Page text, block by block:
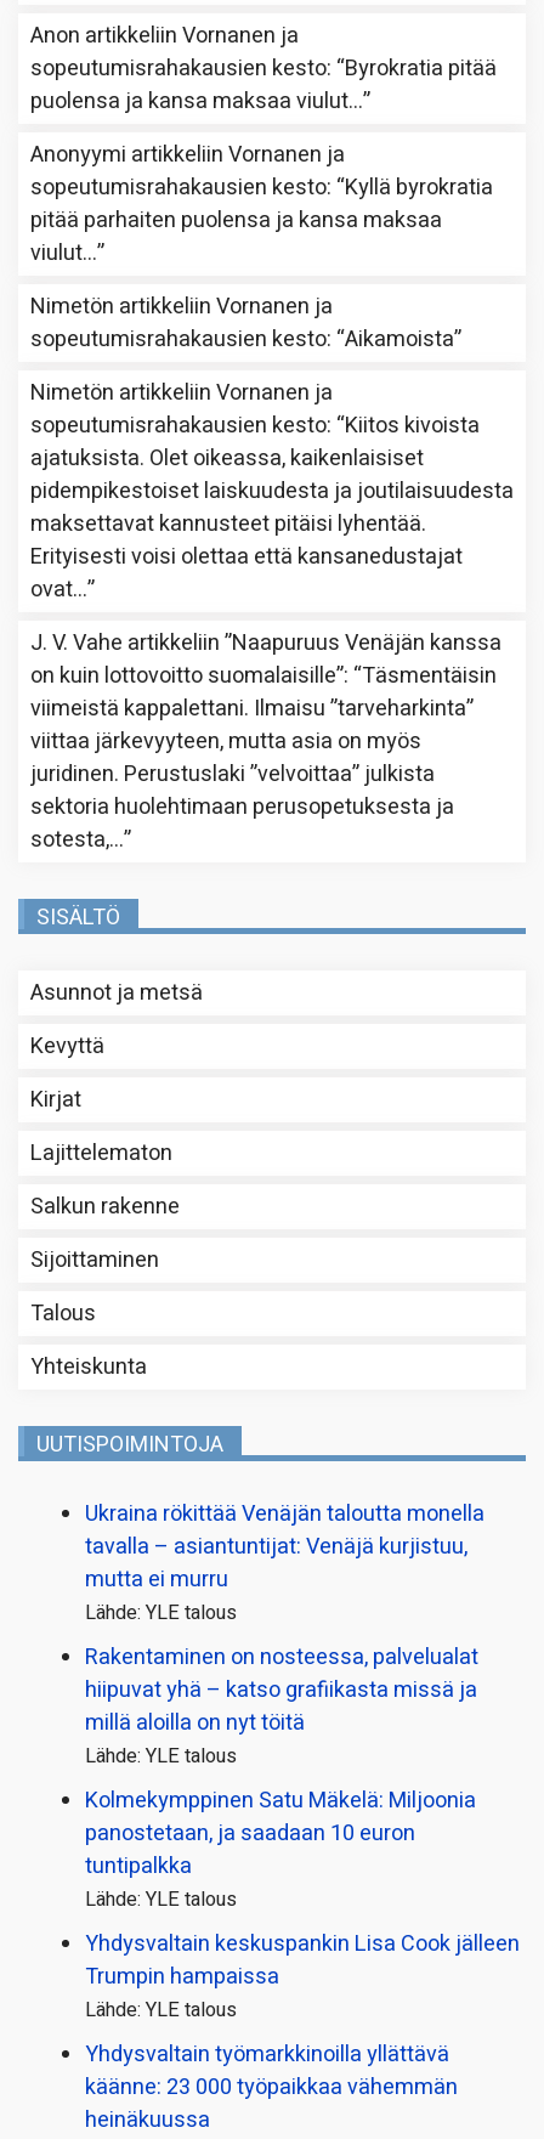
Anon artikkeliinVornanen ja
sopeutumisrahakausien kesto: “Byrokratia pitää
puolensa ja kansa maksaa viulut…”
Anonyymi artikkeliinVornanen ja
sopeutumisrahakausien kesto: “Kyllä byrokratia
pitää parhaiten puolensa ja kansa maksaa
viulut…”
Nimetön artikkeliinVornanen ja
sopeutumisrahakausien kesto: “Aikamoista”
Nimetön artikkeliinVornanen ja
sopeutumisrahakausien kesto: “Kiitos kivoista
ajatuksista. Olet oikeassa, kaikenlaisiset
pidempikestoiset laiskuudesta ja joutilaisuudesta
maksettavat kannusteet pitäisi lyhentää.
Erityisesti voisi olettaa että kansanedustajat
ovat…”
J. V. Vahe artikkeliin”Naapuruus Venäjän kanssa
on kuin lottovoitto suomalaisille”: “Täsmentäisin
viimeistä kappalettani. Ilmaisu ”tarveharkinta”
viittaa järkevyyteen, mutta asia on myös
juridinen. Perustuslaki ”velvoittaa” julkista
sektoria huolehtimaan perusopetuksesta ja
sotesta,…”
SISÄLTÖ
Asunnot ja metsä
Kevyttä
Kirjat
Lajittelematon
Salkun rakenne
Sijoittaminen
Talous
Yhteiskunta
UUTISPOIMINTOJA
Ukraina rökittää Venäjän taloutta monella
tavalla – asiantuntijat: Venäjä kurjistuu,
mutta ei murru
Lähde: YLE talous
Rakentaminen on nosteessa, palvelualat
hiipuvat yhä – katso grafiikasta missä ja
millä aloilla on nyt töitä
Lähde: YLE talous
Kolmekymppinen Satu Mäkelä: Miljoonia
panostetaan, ja saadaan 10 euron
tuntipalkka
Lähde: YLE talous
Yhdysvaltain keskuspankin Lisa Cook jälleen
Trumpin hampaissa
Lähde: YLE talous
Yhdysvaltain työmarkkinoilla yllättävä
käänne: 23 000 työpaikkaa vähemmän
heinäkuussa